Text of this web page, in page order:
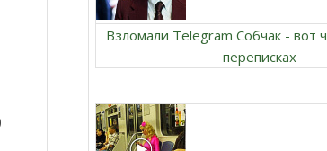
Взломали Telegram Собчак - вот
переписках